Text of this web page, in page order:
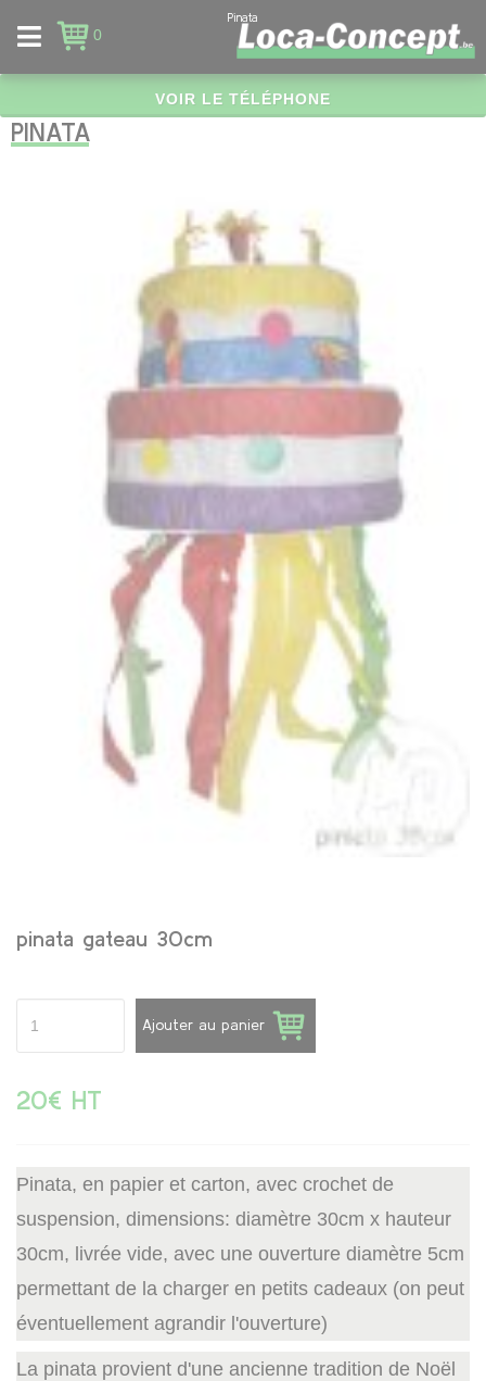
0
Pinata
VOIR LE TÉLÉPHONE
PINATA
pinata gateau 30cm
Ajouter au panier
20€ HT
Pinata, en papier et carton, avec crochet de
suspension, dimensions: diamètre 30cm x hauteur
30cm, livrée vide, avec une ouverture diamètre 5cm
permettant de la charger en petits cadeaux (on peut
éventuellement agrandir l'ouverture)
La pinata provient d'une ancienne tradition de Noël